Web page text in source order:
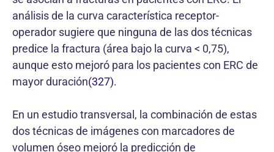
análisis de la curva característica receptor-
operador sugiere que ninguna de las dos técnicas
predice la fractura (área bajo la curva < 0,75),
aunque esto mejoró para los pacientes con ERC de
mayor duración(327).
En un estudio transversal, la combinación de estas
dos técnicas de imágenes con marcadores de
volumen óseo mejoró la predicción de